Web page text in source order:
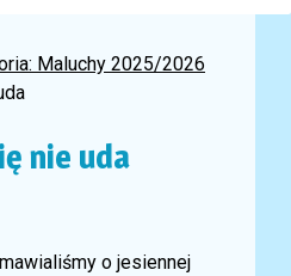
Maluchy 2025/2026
nie uda
o jesiennej